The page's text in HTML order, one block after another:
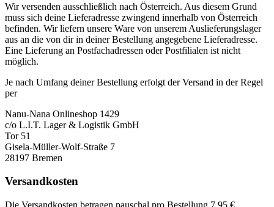
Wir versenden ausschließlich nach Österreich. Aus diesem Grund
muss sich deine Lieferadresse zwingend innerhalb von Österreich
befinden. Wir liefern unsere Ware von unserem Auslieferungslager
aus an die von dir in deiner Bestellung angegebene Lieferadresse.
Eine Lieferung an Postfachadressen oder Postfilialen ist nicht
möglich.
Je nach Umfang deiner Bestellung erfolgt der Versand in der Regel
per
Nanu-Nana Onlineshop 1429
c/o L.I.T. Lager & Logistik GmbH
Tor 51
Gisela-Müller-Wolf-Straße 7
28197 Bremen
Versandkosten
Die Versandkosten betragen pauschal pro Bestellung 7,95 €.